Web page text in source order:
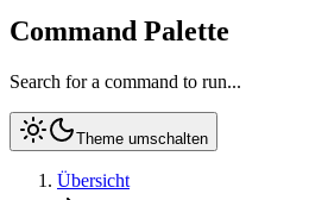
Command Palette
Search for a command to run...
Theme umschalten
Übersicht